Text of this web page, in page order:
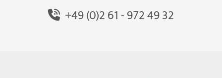
+49 (0)2 61 - 972 49 32